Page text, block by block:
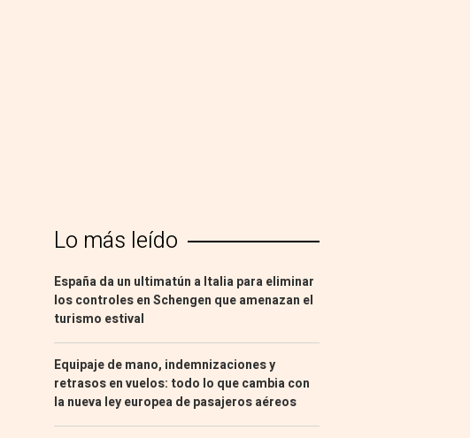
Lo más leído
España da un ultimatún a Italia para eliminar
los controles en Schengen que amenazan el
turismo estival
Equipaje de mano, indemnizaciones y
retrasos en vuelos: todo lo que cambia con
la nueva ley europea de pasajeros aéreos